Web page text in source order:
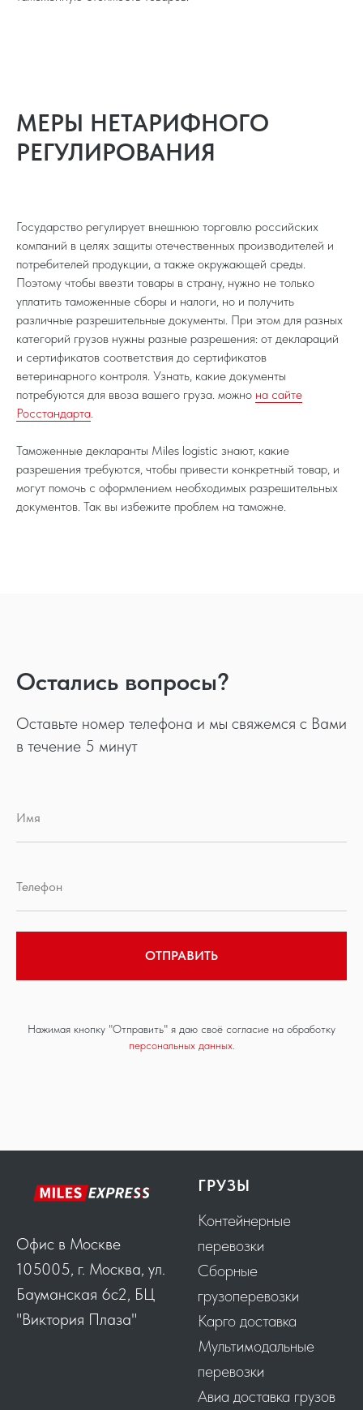
МЕРЫ НЕТАРИФНОГО
РЕГУЛИРОВАНИЯ
Государство регулирует внешнюю торговлю российских
компаний в целях защиты отечественных производителей и
потребителей продукции, а также окружающей среды.
Поэтому чтобы ввезти товары в страну, нужно не только
уплатить таможенные сборы и налоги, но и получить
различные разрешительные документы. При этом для разных
категорий грузов нужны разные разрешения: от деклараций
и сертификатов соответствия до сертификатов
ветеринарного контроля. Узнать, какие документы
потребуются для ввоза вашего груза. можно на сайте
Росстандарта.
Таможенные декларанты Miles logistic знают, какие
разрешения требуются, чтобы привести конкретный товар, и
могут помочь с оформлением необходимых разрешительных
документов. Так вы избежите проблем на таможне.
Остались вопросы?
Оставьте номер телефона и мы свяжемся с Вами
в течение 5 минут
ОТПРАВИТЬ
Нажимая кнопку "Отправить" я даю своё согласие на обработку
персональных данных.
Офис в Москве
105005, г. Москва, ул.
Бауманская 6с2, БЦ
"Виктория Плаза"
ГРУЗЫ
Контейнерные
перевозки
Сборные
грузоперевозки
Карго доставка
Мультимодальные
перевозки
Авиа доставка грузов